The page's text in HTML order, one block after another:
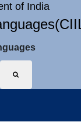
of India